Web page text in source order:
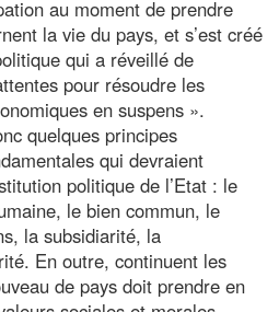
au moment de prendre
la vie du pays, et s’est créé
qui a réveillé de
pour résoudre les
en suspens ».
quelques principes
qui devraient
politique de l’Etat : le
le bien commun, le
la subsidiarité, la
En outre, continuent les
de pays doit prendre en